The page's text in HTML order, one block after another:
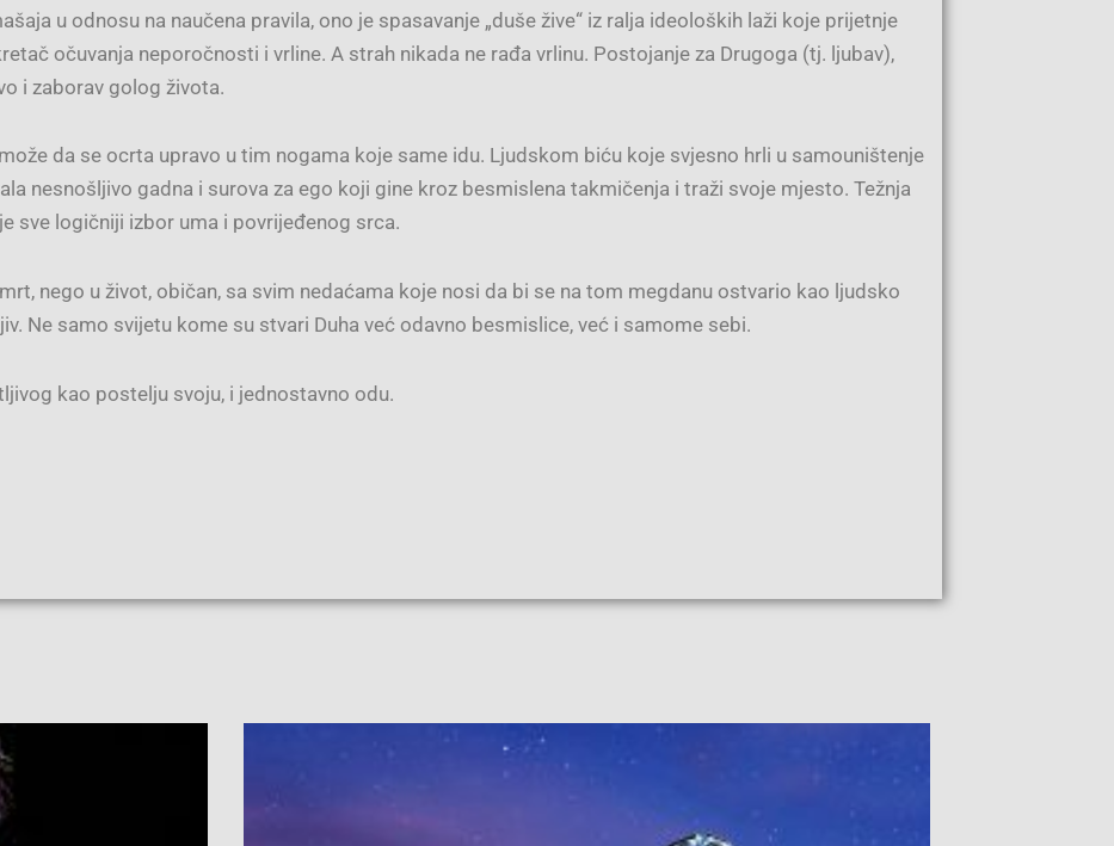
u odnosu na naučena pravila, ono je spasavanje „duše žive“ iz ralja ideoloških laži koje prijetnje
očuvanja neporočnosti i vrline. A strah nikada ne rađa vrlinu. Postojanje za Drugoga (tj. ljubav),
i zaborav golog života.
da se ocrta upravo u tim nogama koje same idu. Ljudskom biću koje svjesno hrli u samouništenje
nesnošljivo gadna i surova za ego koji gine kroz besmislena takmičenja i traži svoje mjesto. Težnja
sve logičniji izbor uma i povrijeđenog srca.
nego u život, običan, sa svim nedaćama koje nosi da bi se na tom megdanu ostvario kao ljudsko
Ne samo svijetu kome su stvari Duha već odavno besmislice, već i samome sebi.
kao postelju svoju, i jednostavno odu.